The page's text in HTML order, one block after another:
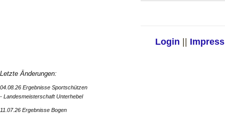
Login ||
Letzte Änderungen:
04.08.26 Ergebnisse Sportschützen
- Landesmeisterschaft Unterhebel
11.07.26 Ergebnisse Bogen